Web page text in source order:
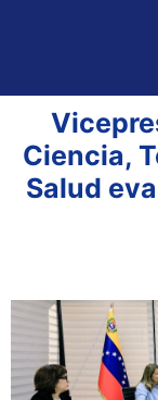
Ciencia,
Salud